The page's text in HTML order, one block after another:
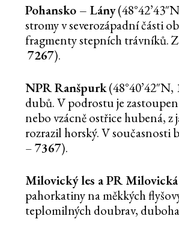
Pohansko – Lány
stromy v severozápadní části
fragmenty stepních trávníků.
7267).
NPR Ranšpurk(48°40’42″N,
dubů. V podrostu je
nebo vzácně ostřice hubená,
rozrazil horský. V současnosti
–7367).
Milovický les a PR
pahorkatiny na měkkých
teplomilných doubrav,